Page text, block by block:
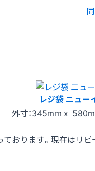
レジ袋 ニュ
外寸：345mm x
おります。現在はリ